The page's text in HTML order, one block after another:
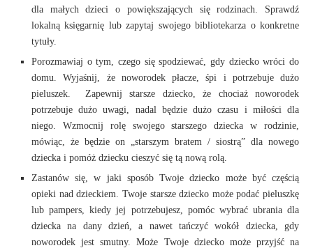
dla małych dzieci o powiększających się rodzinach. Sprawdź
lokalną księgarnię lub zapytaj swojego bibliotekarza o konkretne
tytuły.
Porozmawiaj o tym, czego się spodziewać, gdy dziecko wróci do
domu. Wyjaśnij, że noworodek płacze, śpi i potrzebuje dużo
pieluszek. Zapewnij starsze dziecko, że chociaż noworodek
potrzebuje dużo uwagi, nadal będzie dużo czasu i miłości dla
niego. Wzmocnij rolę swojego starszego dziecka w rodzinie,
mówiąc, że będzie on „starszym bratem / siostrą” dla nowego
dziecka i pomóż dziecku cieszyć się tą nową rolą.
Zastanów się, w jaki sposób Twoje dziecko może być częścią
opieki nad dzieckiem. Twoje starsze dziecko może podać pieluszkę
lub pampers, kiedy jej potrzebujesz, pomóc wybrać ubrania dla
dziecka na dany dzień, a nawet tańczyć wokół dziecka, gdy
noworodek jest smutny. Może Twoje dziecko może przyjść na